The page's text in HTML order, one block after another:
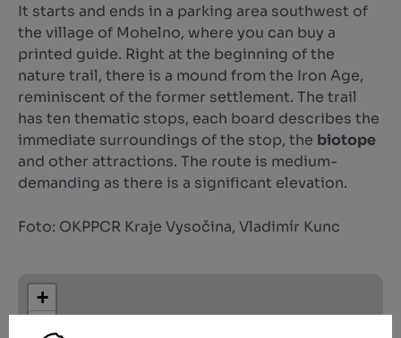
It starts and ends in a parking area southwest of
the village of Mohelno, where you can buy a
printed guide. Right at the beginning of the
nature trail, there is a mound from the Iron Age,
reminiscent of the former settlement. The trail
has ten thematic stops, each board describes the
immediate surroundings of the stop, the biotope
and other attractions. The route is medium-
demanding as there is a significant elevation.
Foto: OKPPCR Kraje Vysočina, Vladimír Kunc
+